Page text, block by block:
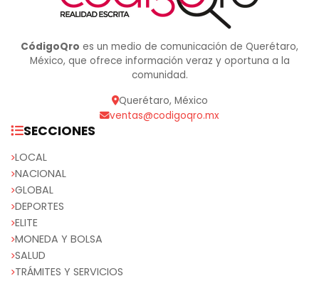
CódigoQro es un medio de comunicación de Querétaro,
México, que ofrece información veraz y oportuna a la
comunidad.
Querétaro, México
ventas@codigoqro.mx
SECCIONES
LOCAL
NACIONAL
GLOBAL
DEPORTES
ELITE
MONEDA Y BOLSA
SALUD
TRÁMITES Y SERVICIOS